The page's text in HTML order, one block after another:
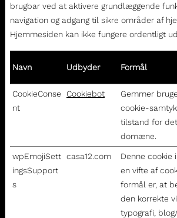
brugbar ved at aktivere grundlæggende
navigation og adgang til sikre områder af
Hjemmesiden kan ikke fungere ordentligt
Navn Udbyder Formål
CookieConse
nt
Cookiebot
Gemmer
cookie-
tilstand for
domæne.
wpEmojiSett
ingsSupport
s
casa12.com
Denne cookie
en vifte af
formål er, at
den korrekte
typografi,